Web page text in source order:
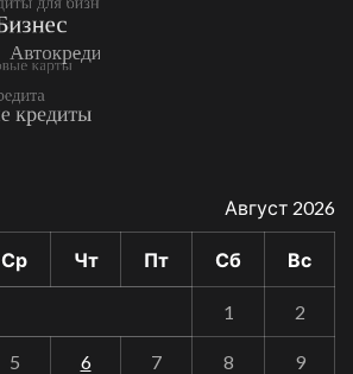
Август 2026
Ср Чт Пт Сб Вс
1 2
5 6 7 8 9